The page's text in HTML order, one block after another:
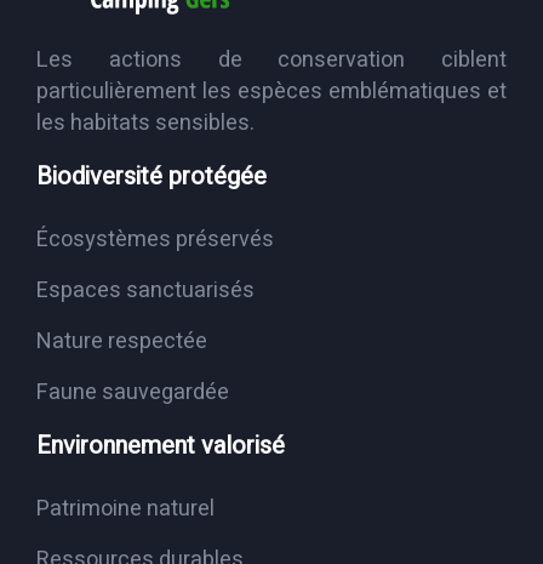
Les actions de conservation ciblent
particulièrement les espèces emblématiques et
les habitats sensibles.
Biodiversité protégée
Écosystèmes préservés
Espaces sanctuarisés
Nature respectée
Faune sauvegardée
Environnement valorisé
Patrimoine naturel